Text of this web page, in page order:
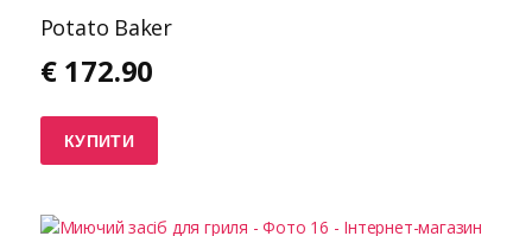
Potato Baker
€ 172.90
КУПИТИ